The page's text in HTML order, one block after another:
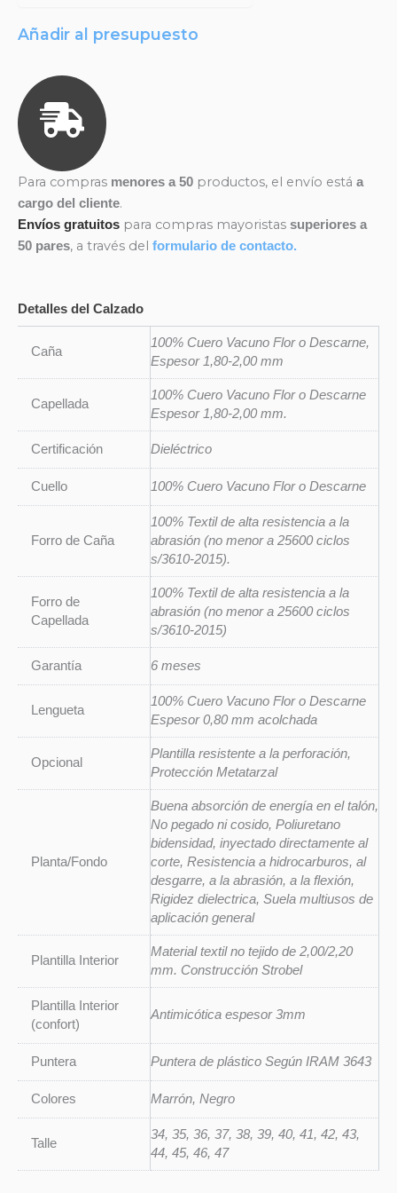
Añadir al presupuesto
Para compras menores a 50 productos, el envío está a
cargo del cliente.
Envíos gratuitos para compras mayoristas superiores a
50 pares, a través del formulario de contacto.
Detalles del Calzado
Caña
100% Cuero Vacuno Flor o Descarne,
Espesor 1,80-2,00 mm
Capellada
100% Cuero Vacuno Flor o Descarne
Espesor 1,80-2,00 mm.
Certificación Dieléctrico
Cuello 100% Cuero Vacuno Flor o Descarne
Forro de Caña
100% Textil de alta resistencia a la
abrasión (no menor a 25600 ciclos
s/3610-2015).
Forro de
Capellada
100% Textil de alta resistencia a la
abrasión (no menor a 25600 ciclos
s/3610-2015)
Garantía 6 meses
Lengueta
100% Cuero Vacuno Flor o Descarne
Espesor 0,80 mm acolchada
Opcional
Plantilla resistente a la perforación,
Protección Metatarzal
Planta/Fondo
Buena absorción de energía en el talón,
No pegado ni cosido, Poliuretano
bidensidad, inyectado directamente al
corte, Resistencia a hidrocarburos, al
desgarre, a la abrasión, a la flexión,
Rigidez dielectrica, Suela multiusos de
aplicación general
Plantilla Interior
Material textil no tejido de 2,00/2,20
mm. Construcción Strobel
Plantilla Interior
(confort)
Antimicótica espesor 3mm
Puntera Puntera de plástico Según IRAM 3643
Colores Marrón, Negro
Talle
34, 35, 36, 37, 38, 39, 40, 41, 42, 43,
44, 45, 46, 47